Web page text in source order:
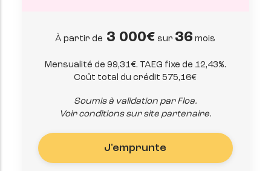
À partir de 3 000€ sur 36 mois
Mensualité de 99,31€. TAEG fixe de 12,43%.
Coût total du crédit 575,16€
Soumis à validation par Floa.
Voir conditions sur site partenaire.
J'emprunte